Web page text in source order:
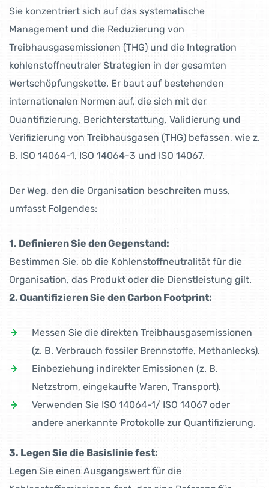
Sie konzentriert sich auf das systematische
Management und die Reduzierung von
Treibhausgasemissionen (THG) und die Integration
kohlenstoffneutraler Strategien in der gesamten
Wertschöpfungskette. Er baut auf bestehenden
internationalen Normen auf, die sich mit der
Quantifizierung, Berichterstattung, Validierung und
Verifizierung von Treibhausgasen (THG) befassen, wie z.
B. ISO 14064-1, ISO 14064-3 und ISO 14067.
Der Weg, den die Organisation beschreiten muss,
umfasst Folgendes:
1. Definieren Sie den Gegenstand:
Bestimmen Sie, ob die Kohlenstoffneutralität für die
Organisation, das Produkt oder die Dienstleistung gilt.
2. Quantifizieren Sie den Carbon Footprint:
Messen Sie die direkten Treibhausgasemissionen
(z. B. Verbrauch fossiler Brennstoffe, Methanlecks).
Einbeziehung indirekter Emissionen (z. B.
Netzstrom, eingekaufte Waren, Transport).
Verwenden Sie ISO 14064-1/ ISO 14067 oder
andere anerkannte Protokolle zur Quantifizierung.
3. Legen Sie die Basislinie fest:
Legen Sie einen Ausgangswert für die